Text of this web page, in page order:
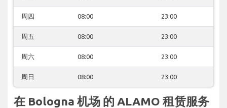
周四 08:00 23:00
周五 08:00 23:00
周六 08:00 23:00
周日 08:00 23:00
在 Bologna 机场 的 ALAMO 租赁服务